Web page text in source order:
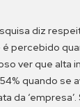
diz
percebido
ver que alta
quando se
da